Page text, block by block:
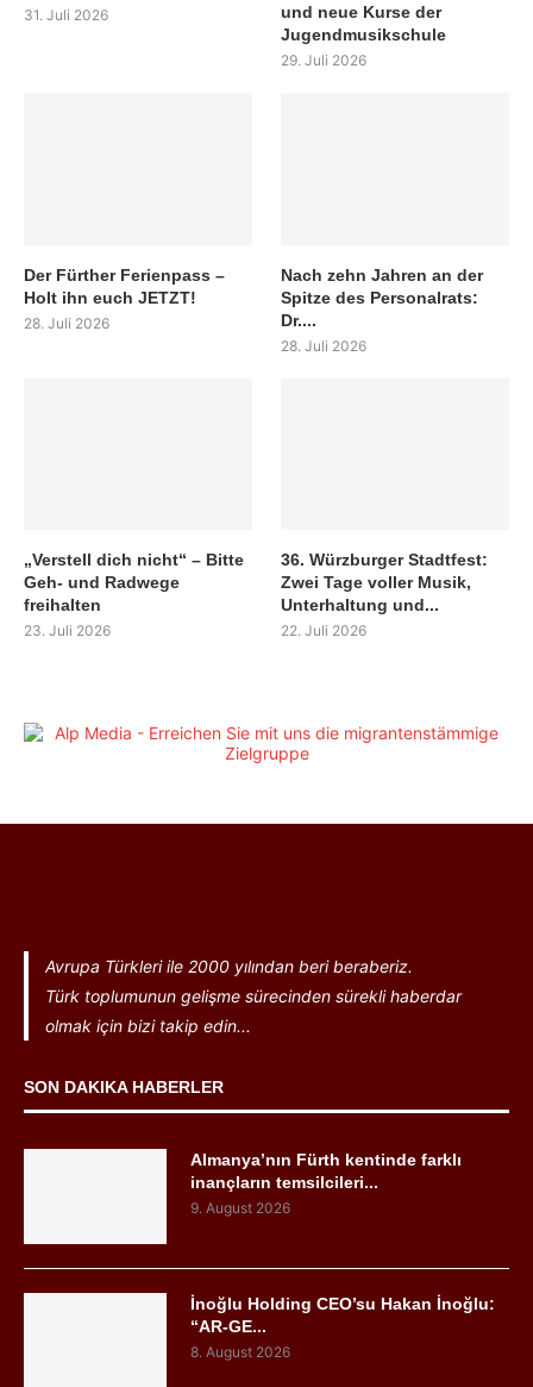
31. Juli 2026
und neue Kurse der
Jugendmusikschule
29. Juli 2026
Der Fürther Ferienpass –
Holt ihn euch JETZT!
28. Juli 2026
Nach zehn Jahren an der
Spitze des Personalrats:
Dr....
28. Juli 2026
„Verstell dich nicht“ – Bitte
Geh- und Radwege
freihalten
23. Juli 2026
36. Würzburger Stadtfest:
Zwei Tage voller Musik,
Unterhaltung und...
22. Juli 2026
Avrupa Türkleri ile 2000 yılından beri beraberiz.
Türk toplumunun gelişme sürecinden sürekli haberdar
olmak için bizi takip edin...
SON DAKIKA HABERLER
Almanya’nın Fürth kentinde farklı
inançların temsilcileri...
9. August 2026
İnoğlu Holding CEO’su Hakan İnoğlu:
“AR-GE...
8. August 2026